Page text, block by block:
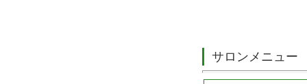
サロンメニュー